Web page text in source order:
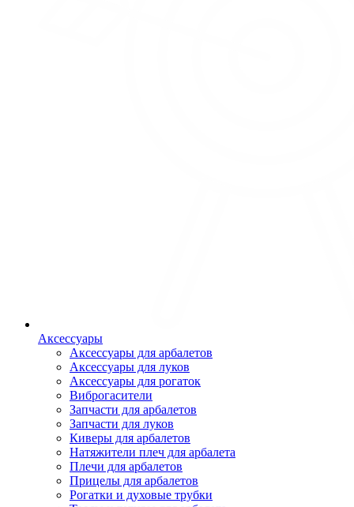
Аксессуары
Аксессуары для арбалетов
Аксессуары для луков
Аксессуары для рогаток
Виброгасители
Запчасти для арбалетов
Запчасти для луков
Киверы для арбалетов
Натяжители плеч для арбалета
Плечи для арбалетов
Прицелы для арбалетов
Рогатки и духовые трубки